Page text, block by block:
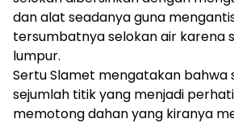
dan alat seadanya guna
tersumbatnya selokan air karena
lumpur.
Sertu Slamet mengatakan bahwa
sejumlah titik yang menjadi
memotong dahan yang kiranya